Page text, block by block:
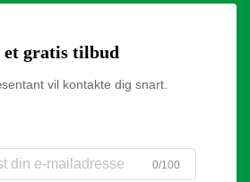
et gratis tilbud
vil kontakte dig snart.
0/100